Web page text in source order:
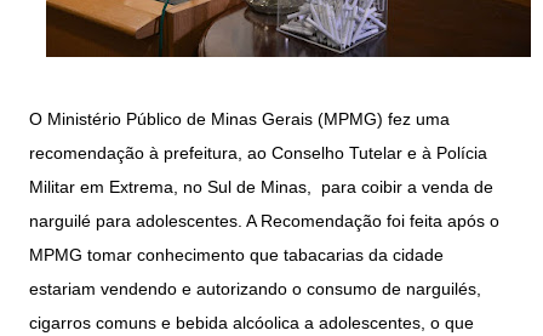
O Ministério Público de Minas Gerais (MPMG) fez uma
recomendação à prefeitura, ao Conselho Tutelar e à Polícia
Militar em Extrema, no Sul de Minas, para coibir a venda de
narguilé para adolescentes. A Recomendação foi feita após o
MPMG tomar conhecimento que tabacarias da cidade
estariam vendendo e autorizando o consumo de narguilés,
cigarros comuns e bebida alcóolica a adolescentes, o que